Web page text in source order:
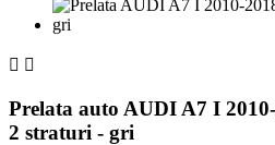
 
Prelata auto AUDI A7 I
2 straturi - gri